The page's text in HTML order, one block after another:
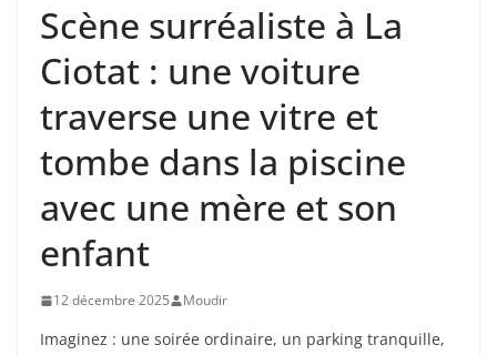
Scène surréaliste à La
Ciotat : une voiture
traverse une vitre et
tombe dans la piscine
avec une mère et son
enfant
12 décembre 2025 Moudir
Imaginez : une soirée ordinaire, un parking tranquille,